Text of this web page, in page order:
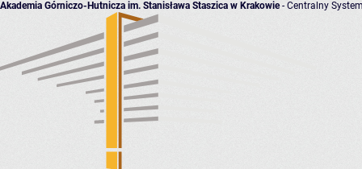
Akademia Górniczo-Hutnicza im. Stanisława Staszica w Krakowie- Centralny